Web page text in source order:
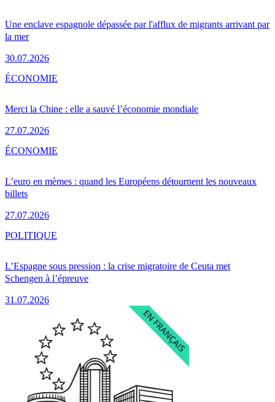
Une enclave espagnole dépassée par l'afflux de migrants arrivant par
la mer
30.07.2026
Merci la Chine : elle a sauvé l’économie mondiale
27.07.2026
ÉCONOMIE
L’euro en mèmes : quand les Européens détournent les nouveaux
billets
27.07.2026
ÉCONOMIE
L’Espagne sous pression : la crise migratoire de Ceuta met
Schengen à l’épreuve
31.07.2026
POLITIQUE